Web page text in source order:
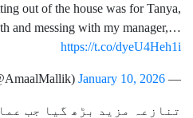
out of the house was for Tanya,
and messing with my manager,…
https://t.co/dyeU4Heh1i
— Amaal Mallik (@AmaalMallik)
January 10, 2026
تنازعہ مزید بڑھ گیا جب